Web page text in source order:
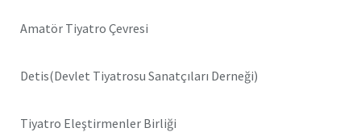
Amatör Tiyatro Çevresi
Detis(Devlet Tiyatrosu Sanatçıları Derneği)
Tiyatro Eleştirmenler Birliği